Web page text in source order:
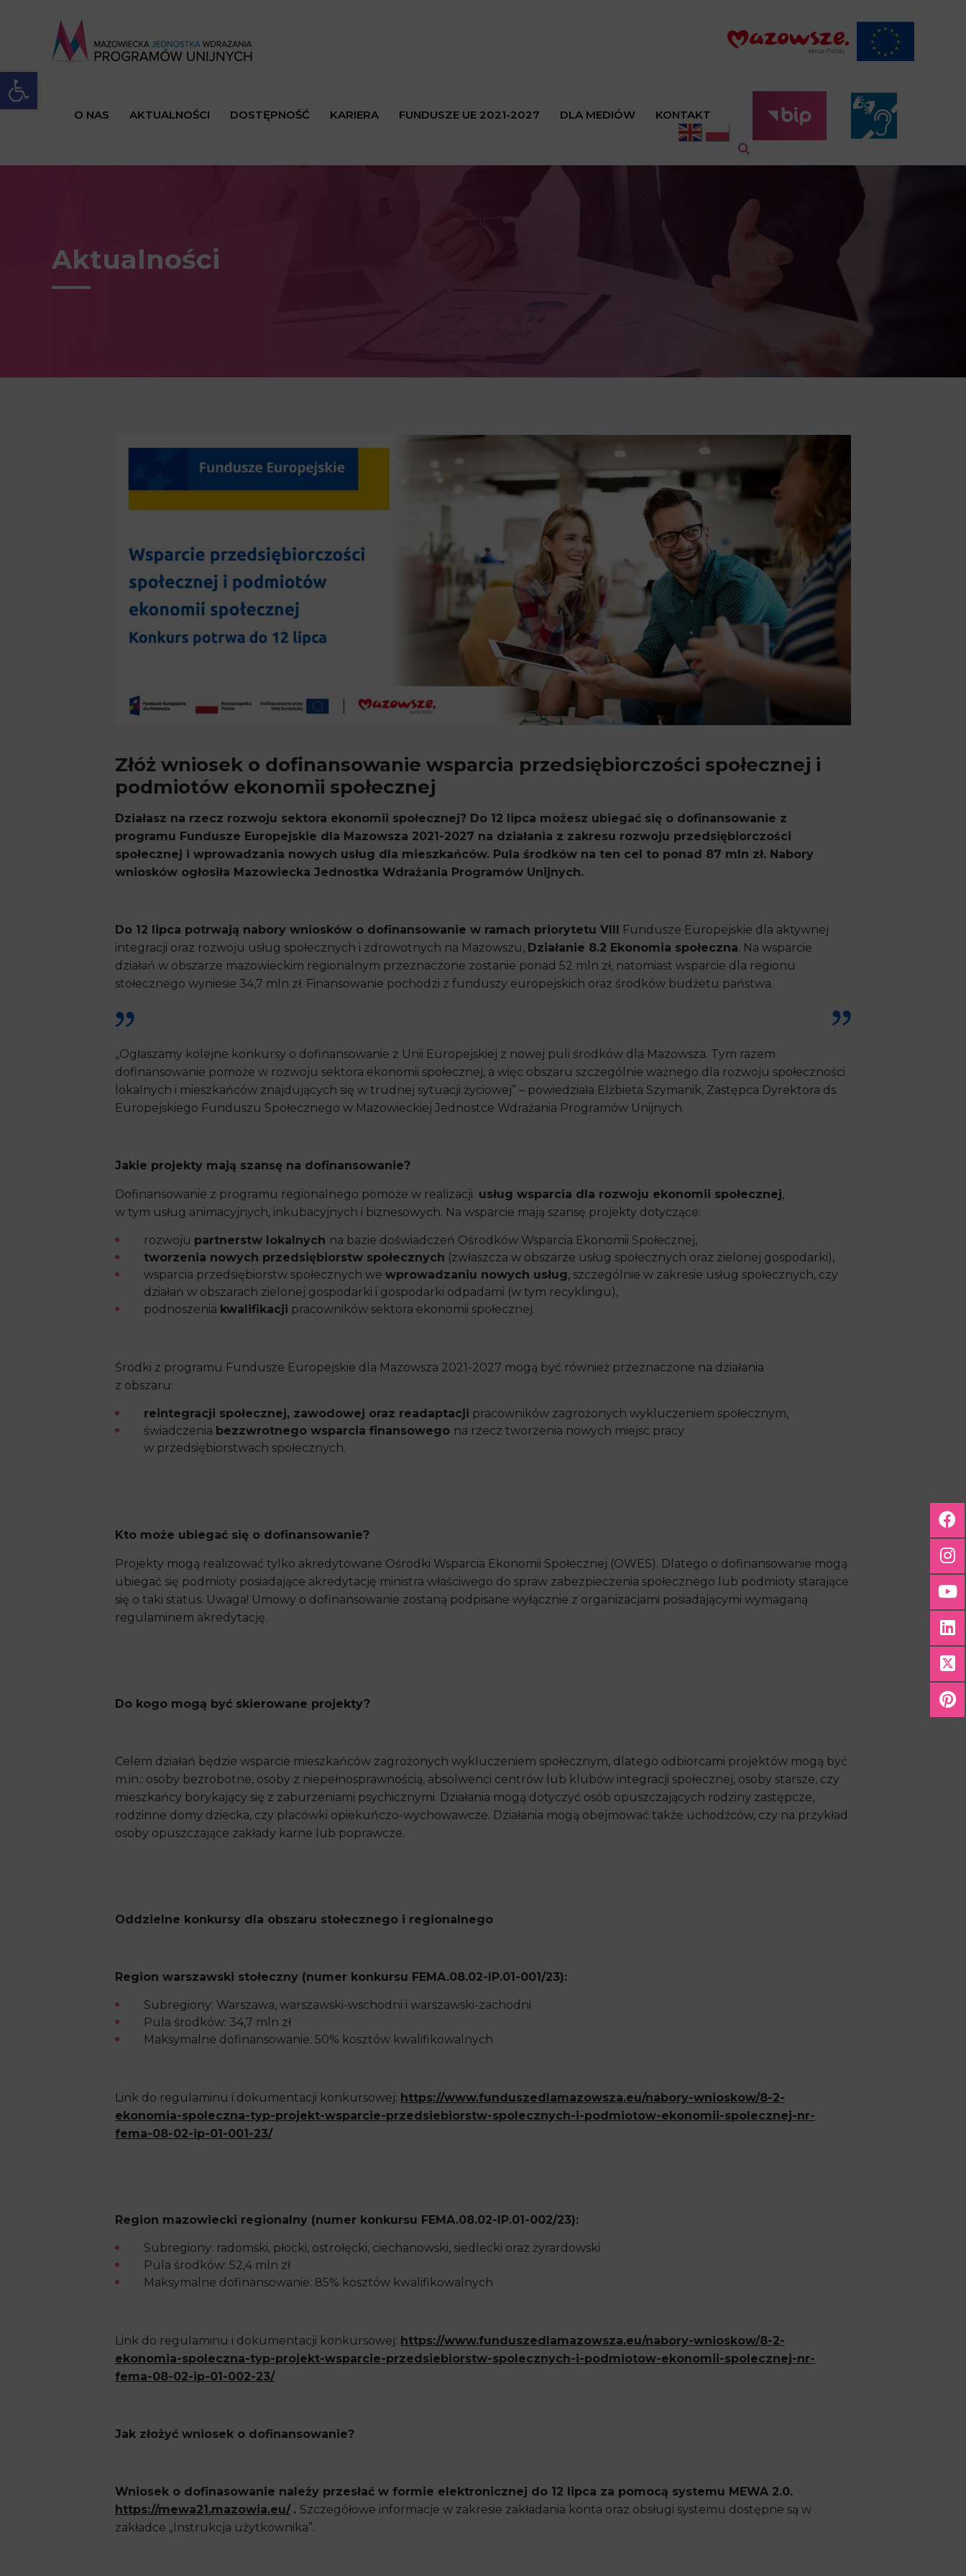
Open toolbar
O NAS AKTUALNOŚCI DOSTĘPNOŚĆ KARIERA FUNDUSZE UE 2021-2027 DLA MEDIÓW KONTAKT
Aktualności
Złóż wniosek o dofinansowanie wsparcia przedsiębiorczości społecznej i
podmiotów ekonomii społecznej
Działasz na rzecz rozwoju sektora ekonomii społecznej? Do 12 lipca możesz ubiegać się o dofinansowanie z
programu Fundusze Europejskie dla Mazowsza 2021-2027 na działania z zakresu rozwoju przedsiębiorczości
społecznej i wprowadzania nowych usług dla mieszkańców. Pula środków na ten cel to ponad 87 mln zł. Nabory
wniosków ogłosiła Mazowiecka Jednostka Wdrażania Programów Unijnych.
Do 12 lipca potrwają nabory wniosków o dofinansowanie w ramach priorytetu VIII
Fundusze Europejskie dla aktywnej
integracji oraz rozwoju usług społecznych i zdrowotnych na Mazowszu, Działanie 8.2 Ekonomia społeczna. Na wsparcie
działań w obszarze mazowieckim regionalnym przeznaczone zostanie ponad 52 mln zł, natomiast wsparcie dla regionu
stołecznego wyniesie 34,7 mln zł. Finansowanie pochodzi z funduszy europejskich oraz środków budżetu państwa.
„Ogłaszamy kolejne konkursy o dofinansowanie z Unii Europejskiej z nowej puli środków dla Mazowsza. Tym razem
dofinansowanie pomoże w rozwoju sektora ekonomii społecznej, a więc obszaru szczególnie ważnego dla rozwoju społeczności
lokalnych i mieszkańców znajdujących się w trudnej sytuacji życiowej” – powiedziała Elżbieta Szymanik, Zastępca Dyrektora ds.
Europejskiego Funduszu Społecznego w Mazowieckiej Jednostce Wdrażania Programów Unijnych.
Jakie projekty mają szansę na dofinansowanie?
Dofinansowanie z programu regionalnego pomoże w realizacji usług wsparcia dla rozwoju ekonomii społecznej,
w tym usług animacyjnych, inkubacyjnych i biznesowych. Na wsparcie mają szansę projekty dotyczące:
rozwoju partnerstw lokalnych na bazie doświadczeń Ośrodków Wsparcia Ekonomii Społecznej,
tworzenia nowych przedsiębiorstw społecznych (zwłaszcza w obszarze usług społecznych oraz zielonej gospodarki),
wsparcia przedsiębiorstw społecznych we wprowadzaniu nowych usług, szczególnie w zakresie usług społecznych, czy
działań w obszarach zielonej gospodarki i gospodarki odpadami (w tym recyklingu),
podnoszenia kwalifikacji pracowników sektora ekonomii społecznej.
Środki z programu Fundusze Europejskie dla Mazowsza 2021-2027 mogą być również przeznaczone na działania
z obszaru:
reintegracji społecznej, zawodowej oraz readaptacji pracowników zagrożonych wykluczeniem społecznym,
świadczenia bezzwrotnego wsparcia finansowego na rzecz tworzenia nowych miejsc pracy
w przedsiębiorstwach społecznych.
Kto może ubiegać się o dofinansowanie?
Projekty mogą realizować tylko akredytowane Ośrodki Wsparcia Ekonomii Społecznej (OWES). Dlatego o dofinansowanie mogą
ubiegać się podmioty posiadające akredytację ministra właściwego do spraw zabezpieczenia społecznego lub podmioty starające
się o taki status. Uwaga! Umowy o dofinansowanie zostaną podpisane wyłącznie z organizacjami posiadającymi wymaganą
regulaminem akredytację.
Do kogo mogą być skierowane projekty?
Celem działań będzie wsparcie mieszkańców zagrożonych wykluczeniem społecznym, dlatego odbiorcami projektów mogą być
m.in.: osoby bezrobotne, osoby z niepełnosprawnością, absolwenci centrów lub klubów integracji społecznej, osoby starsze, czy
mieszkańcy borykający się z zaburzeniami psychicznymi. Działania mogą dotyczyć osób opuszczających rodziny zastępcze,
rodzinne domy dziecka, czy placówki opiekuńczo-wychowawcze. Działania mogą obejmować także uchodźców, czy na przykład
osoby opuszczające zakłady karne lub poprawcze.
Oddzielne konkursy dla obszaru stołecznego i regionalnego
Region warszawski stołeczny (numer konkursu FEMA.08.02-IP.01-001/23):
Subregiony: Warszawa, warszawski-wschodni i warszawski-zachodni
Pula środków: 34,7 mln zł
Maksymalne dofinansowanie: 50% kosztów kwalifikowalnych
Link do regulaminu i dokumentacji konkursowej: https://www.funduszedlamazowsza.eu/nabory-wnioskow/8-2-
ekonomia-spoleczna-typ-projekt-wsparcie-przedsiebiorstw-spolecznych-i-podmiotow-ekonomii-spolecznej-nr-
fema-08-02-ip-01-001-23/
Region mazowiecki regionalny (numer konkursu FEMA.08.02-IP.01-002/23):
Subregiony: radomski, płocki, ostrołęcki, ciechanowski, siedlecki oraz żyrardowski
Pula środków: 52,4 mln zł
Maksymalne dofinansowanie: 85% kosztów kwalifikowalnych
Link do regulaminu i dokumentacji konkursowej: https://www.funduszedlamazowsza.eu/nabory-wnioskow/8-2-
ekonomia-spoleczna-typ-projekt-wsparcie-przedsiebiorstw-spolecznych-i-podmiotow-ekonomii-spolecznej-nr-
fema-08-02-ip-01-002-23/
Jak złożyć wniosek o dofinansowanie?
Wniosek o dofinasowanie należy przesłać w formie elektronicznej do 12 lipca za pomocą systemu MEWA 2.0.
https://mewa21.mazowia.eu/ . Szczegółowe informacje w zakresie zakładania konta oraz obsługi systemu dostępne są w
zakładce „Instrukcja użytkownika”.